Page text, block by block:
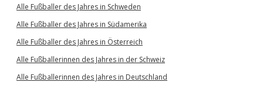
Alle Fußballer des Jahres in Schweden
Alle Fußballer des Jahres in Südamerika
Alle Fußballer des Jahres in Österreich
Alle Fußballerinnen des Jahres in der Schweiz
Alle Fußballerinnen des Jahres in Deutschland